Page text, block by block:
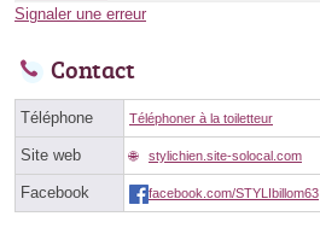
Signaler une erreur
Contact
Téléphone Téléphoner à la toiletteur
Site web stylichien.site-solocal.com
Facebook facebook.com/STYLIbillom63